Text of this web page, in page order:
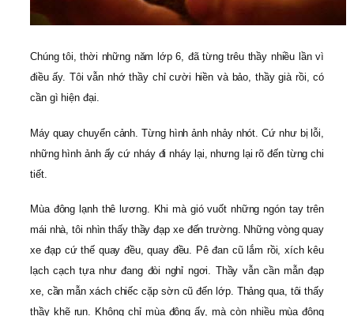
Chúng tôi, thời những năm lớp 6, đã từng trêu thầy nhiều lần vì
điều ấy. Tôi vẫn nhớ thầy chỉ cười hiền và bảo, thầy già rồi, có
cần gì hiện đại.
Máy quay chuyển cảnh. Từng hình ảnh nhảy nhót. Cứ như bị lỗi,
những hình ảnh ấy cứ nháy đi nháy lại, nhưng lại rõ đến từng chi
tiết.
Mùa đông lạnh thê lương. Khi mà gió vuốt những ngón tay trên
mái nhà, tôi nhìn thấy thầy đạp xe đến trường. Những vòng quay
xe đạp cứ thế quay đều, quay đều. Pê đan cũ lắm rồi, xích kêu
lạch cạch tựa như đang đòi nghỉ ngơi. Thầy vẫn cần mẫn đạp
xe, cần mẫn xách chiếc cặp sờn cũ đến lớp. Thảng qua, tôi thấy
thầy khẽ run. Không chỉ mùa đông ấy, mà còn nhiều mùa đông